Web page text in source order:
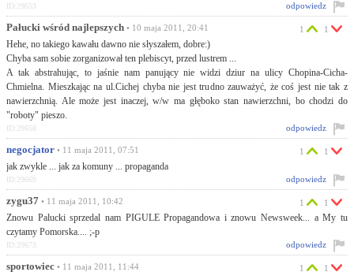
odpowiedz
ID:29653
Pałucki wśród najlepszych • 10 maja 2011, 20:41
Hehe, no takiego kawału dawno nie słyszałem, dobre:)
Chyba sam sobie zorganizował ten plebiscyt, przed lustrem ...
A tak abstrahując, to jaśnie nam panujący nie widzi dziur na ulicy Chopina-Cicha-
Chmielna. Mieszkając na ul.Cichej chyba nie jest trudno zauważyć, że coś jest nie tak z
nawierzchnią. Ale może jest inaczej, w/w ma głęboko stan nawierzchni, bo chodzi do
"roboty" pieszo.
1 1
odpowiedz
ID:29658
negocjator • 11 maja 2011, 07:51
jak zwykle ... jak za komuny ... propaganda
1 1
odpowiedz
ID:29669
zygu37 • 11 maja 2011, 10:42
Znowu Palucki sprzedal nam PIGULE Propagandowa i znowu Newsweek... a My tu
czytamy Pomorska.... ;-p
1 1
odpowiedz
ID:29673
sportowiec • 11 maja 2011, 11:44 1 1